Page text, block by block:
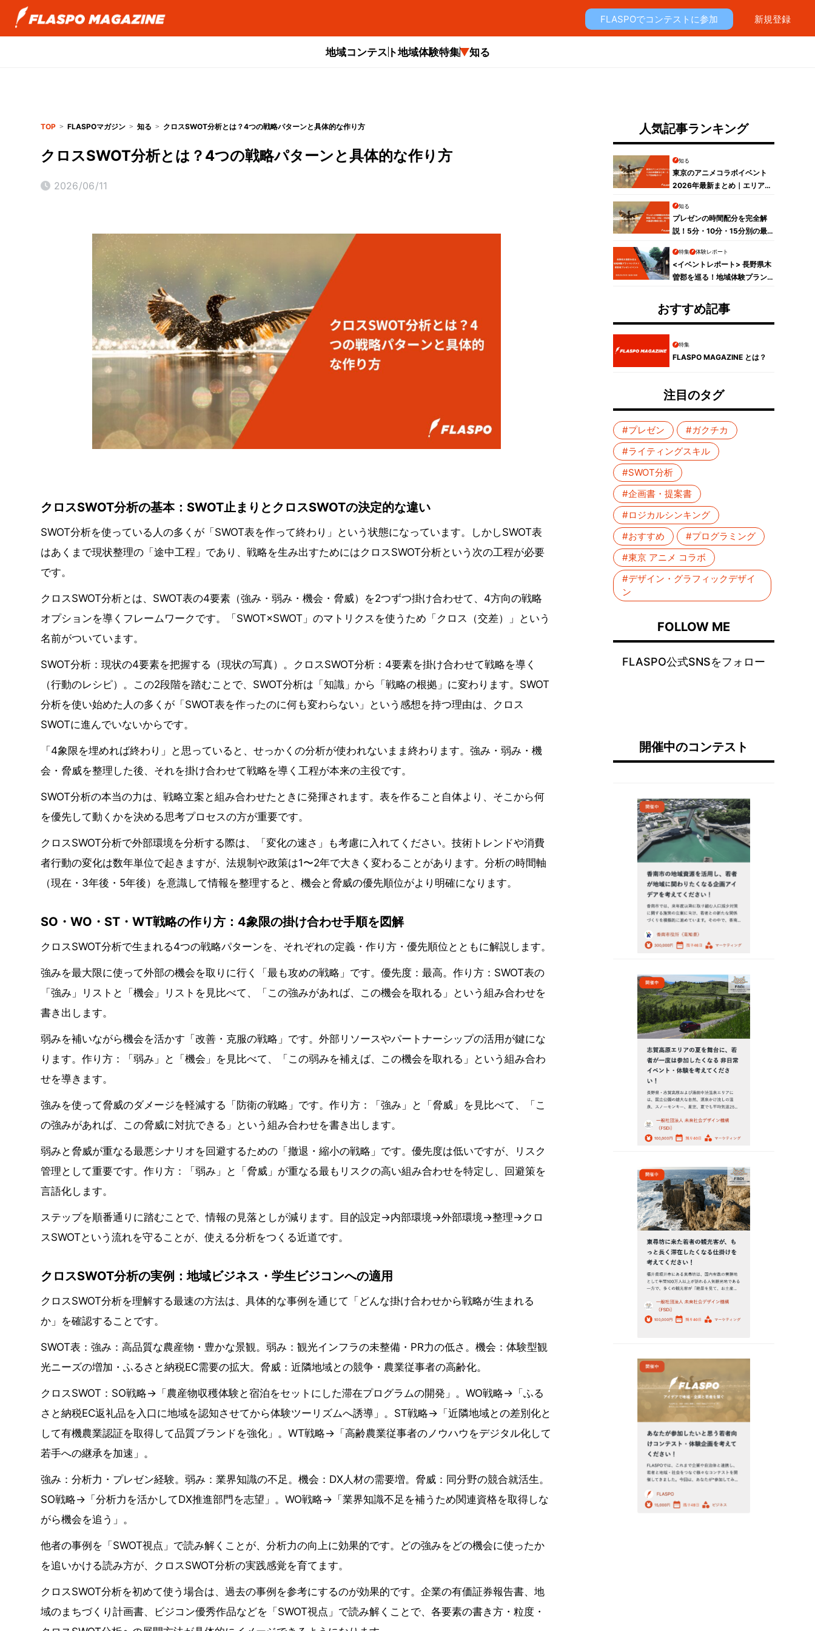
FLASPOでコンテストに参加 新規登録
地域コンテスト地域体験特集 知る
TOP FLASPOマガジン 知る クロスSWOT分析とは？4つの戦略パターンと具体的な作り方
クロスSWOT分析とは？4つの戦略パターンと具体的な作り方
2026/06/11
クロスSWOT分析の基本：SWOT止まりとクロスSWOTの決定的な違い
SWOT分析を使っている人の多くが「SWOT表を作って終わり」という状態になっています。しかしSWOT表
はあくまで現状整理の「途中工程」であり、戦略を生み出すためにはクロスSWOT分析という次の工程が必要
です。
クロスSWOT分析とは、SWOT表の4要素（強み・弱み・機会・脅威）を2つずつ掛け合わせて、4方向の戦略
オプションを導くフレームワークです。「SWOT×SWOT」のマトリクスを使うため「クロス（交差）」という
名前がついています。
SWOT分析：現状の4要素を把握する（現状の写真）。クロスSWOT分析：4要素を掛け合わせて戦略を導く
（行動のレシピ）。この2段階を踏むことで、SWOT分析は「知識」から「戦略の根拠」に変わります。SWOT
分析を使い始めた人の多くが「SWOT表を作ったのに何も変わらない」という感想を持つ理由は、クロス
SWOTに進んでいないからです。
「4象限を埋めれば終わり」と思っていると、せっかくの分析が使われないまま終わります。強み・弱み・機
会・脅威を整理した後、それを掛け合わせて戦略を導く工程が本来の主役です。
SWOT分析の本当の力は、戦略立案と組み合わせたときに発揮されます。表を作ること自体より、そこから何
を優先して動くかを決める思考プロセスの方が重要です。
クロスSWOT分析で外部環境を分析する際は、「変化の速さ」も考慮に入れてください。技術トレンドや消費
者行動の変化は数年単位で起きますが、法規制や政策は1〜2年で大きく変わることがあります。分析の時間軸
（現在・3年後・5年後）を意識して情報を整理すると、機会と脅威の優先順位がより明確になります。
SO・WO・ST・WT戦略の作り方：4象限の掛け合わせ手順を図解
クロスSWOT分析で生まれる4つの戦略パターンを、それぞれの定義・作り方・優先順位とともに解説します。
強みを最大限に使って外部の機会を取りに行く「最も攻めの戦略」です。優先度：最高。作り方：SWOT表の
「強み」リストと「機会」リストを見比べて、「この強みがあれば、この機会を取れる」という組み合わせを
書き出します。
弱みを補いながら機会を活かす「改善・克服の戦略」です。外部リソースやパートナーシップの活用が鍵にな
ります。作り方：「弱み」と「機会」を見比べて、「この弱みを補えば、この機会を取れる」という組み合わ
せを導きます。
強みを使って脅威のダメージを軽減する「防衛の戦略」です。作り方：「強み」と「脅威」を見比べて、「こ
の強みがあれば、この脅威に対抗できる」という組み合わせを書き出します。
弱みと脅威が重なる最悪シナリオを回避するための「撤退・縮小の戦略」です。優先度は低いですが、リスク
管理として重要です。作り方：「弱み」と「脅威」が重なる最もリスクの高い組み合わせを特定し、回避策を
言語化します。
ステップを順番通りに踏むことで、情報の見落としが減ります。目的設定→内部環境→外部環境→整理→クロ
スSWOTという流れを守ることが、使える分析をつくる近道です。
クロスSWOT分析の実例：地域ビジネス・学生ビジコンへの適用
クロスSWOT分析を理解する最速の方法は、具体的な事例を通じて「どんな掛け合わせから戦略が生まれる
か」を確認することです。
SWOT表：強み：高品質な農産物・豊かな景観。弱み：観光インフラの未整備・PR力の低さ。機会：体験型観
光ニーズの増加・ふるさと納税EC需要の拡大。脅威：近隣地域との競争・農業従事者の高齢化。
クロスSWOT：SO戦略→「農産物収穫体験と宿泊をセットにした滞在プログラムの開発」。WO戦略→「ふる
さと納税EC返礼品を入口に地域を認知させてから体験ツーリズムへ誘導」。ST戦略→「近隣地域との差別化と
して有機農業認証を取得して品質ブランドを強化」。WT戦略→「高齢農業従事者のノウハウをデジタル化して
若手への継承を加速」。
強み：分析力・プレゼン経験。弱み：業界知識の不足。機会：DX人材の需要増。脅威：同分野の競合就活生。
SO戦略→「分析力を活かしてDX推進部門を志望」。WO戦略→「業界知識不足を補うため関連資格を取得しな
がら機会を追う」。
他者の事例を「SWOT視点」で読み解くことが、分析力の向上に効果的です。どの強みをどの機会に使ったか
を追いかける読み方が、クロスSWOT分析の実践感覚を育てます。
クロスSWOT分析を初めて使う場合は、過去の事例を参考にするのが効果的です。企業の有価証券報告書、地
域のまちづくり計画書、ビジコン優秀作品などを「SWOT視点」で読み解くことで、各要素の書き方・粒度・
人気記事ランキング
知る
東京のアニメコラボイベント
2026年最新まとめ｜エリア別
知る
プレゼンの時間配分を完全解
説！5分・10分・15分別の最
特集 体験レポート
<イベントレポート> 長野県木
曽郡を巡る！地域体験プラン
ベントレポート
おすすめ記事
特集
FLASPO MAGAZINE とは？
注目のタグ
#プレゼン
#ガクチカ
#ライティングスキル
#SWOT分析
#企画書・提案書
#ロジカルシンキング
#おすすめ
#プログラミング
#東京 アニメ コラボ
#デザイン・グラフィックデザイ
ン
FOLLOW ME
FLASPO公式SNSをフォロー
開催中のコンテスト